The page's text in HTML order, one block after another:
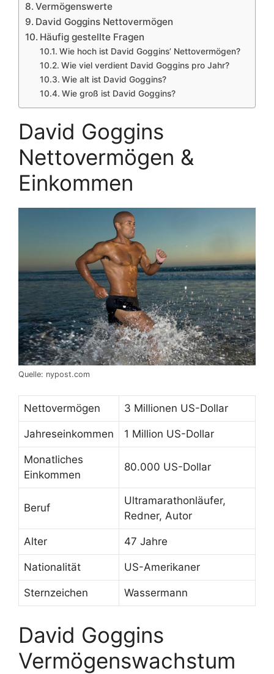
Vermögenswerte
David Goggins Nettovermögen
Häufig gestellte Fragen
Wie hoch ist David Goggins’ Nettovermögen?
Wie viel verdient David Goggins pro Jahr?
Wie alt ist David Goggins?
Wie groß ist David Goggins?
David Goggins
Nettovermögen &
Einkommen
Quelle: nypost.com
Nettovermögen 3 Millionen US-Dollar
Jahreseinkommen 1 Million US-Dollar
Monatliches
Einkommen
80.000 US-Dollar
Beruf
Ultramarathonläufer,
Redner, Autor
Alter 47 Jahre
Nationalität US-Amerikaner
Sternzeichen Wassermann
David Goggins
Vermögenswachstum